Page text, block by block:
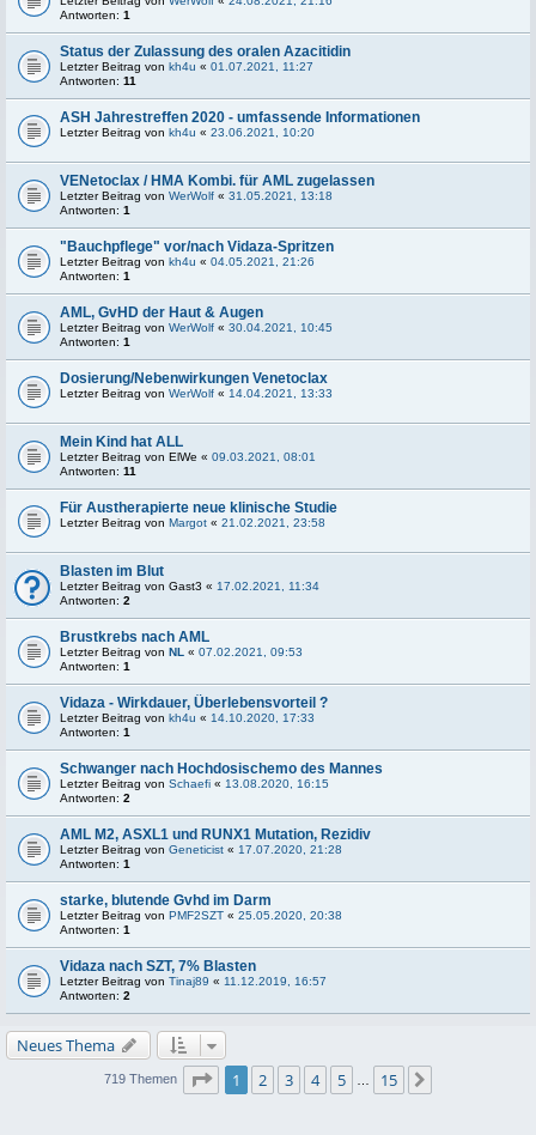
Antworten: 1
Status der Zulassung des oralen Azacitidin
Letzter Beitrag von kh4u « 01.07.2021, 11:27
Antworten: 11
ASH Jahrestreffen 2020 - umfassende Informationen
Letzter Beitrag von kh4u « 23.06.2021, 10:20
VENetoclax / HMA Kombi. für AML zugelassen
Letzter Beitrag von WerWolf « 31.05.2021, 13:18
Antworten: 1
"Bauchpflege" vor/nach Vidaza-Spritzen
Letzter Beitrag von kh4u « 04.05.2021, 21:26
Antworten: 1
AML, GvHD der Haut & Augen
Letzter Beitrag von WerWolf « 30.04.2021, 10:45
Antworten: 1
Dosierung/Nebenwirkungen Venetoclax
Letzter Beitrag von WerWolf « 14.04.2021, 13:33
Mein Kind hat ALL
Letzter Beitrag von ElWe « 09.03.2021, 08:01
Antworten: 11
Für Austherapierte neue klinische Studie
Letzter Beitrag von Margot « 21.02.2021, 23:58
Blasten im Blut
Letzter Beitrag von Gast3 « 17.02.2021, 11:34
Antworten: 2
Brustkrebs nach AML
Letzter Beitrag von NL « 07.02.2021, 09:53
Antworten: 1
Vidaza - Wirkdauer, Überlebensvorteil ?
Letzter Beitrag von kh4u « 14.10.2020, 17:33
Antworten: 1
Schwanger nach Hochdosischemo des Mannes
Letzter Beitrag von Schaefi « 13.08.2020, 16:15
Antworten: 2
AML M2, ASXL1 und RUNX1 Mutation, Rezidiv
Letzter Beitrag von Geneticist « 17.07.2020, 21:28
Antworten: 1
starke, blutende Gvhd im Darm
Letzter Beitrag von PMF2SZT « 25.05.2020, 20:38
Antworten: 1
Vidaza nach SZT, 7% Blasten
Letzter Beitrag von Tinaj89 « 11.12.2019, 16:57
Antworten: 2
Neues Thema
719 Themen Seite von
1 2 3 4 5 15